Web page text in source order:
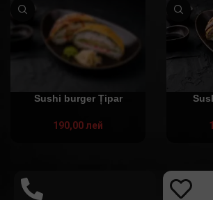
Sushi burger Țipar
190,00лей